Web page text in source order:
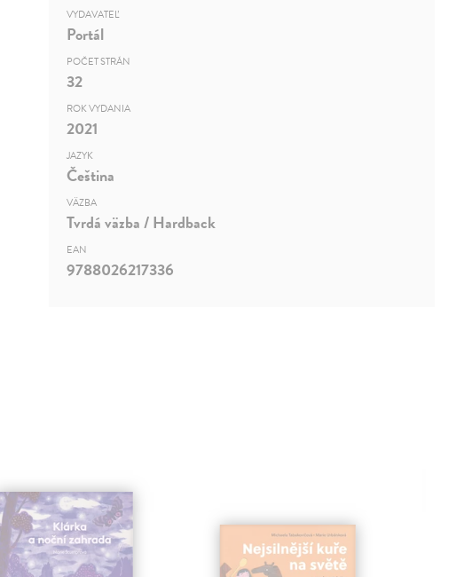
VYDAVATEĽ
Portál
POČET STRÁN
32
ROK VYDANIA
2021
JAZYK
Čeština
VÄZBA
Tvrdá väzba / Hardback
EAN
9788026217336